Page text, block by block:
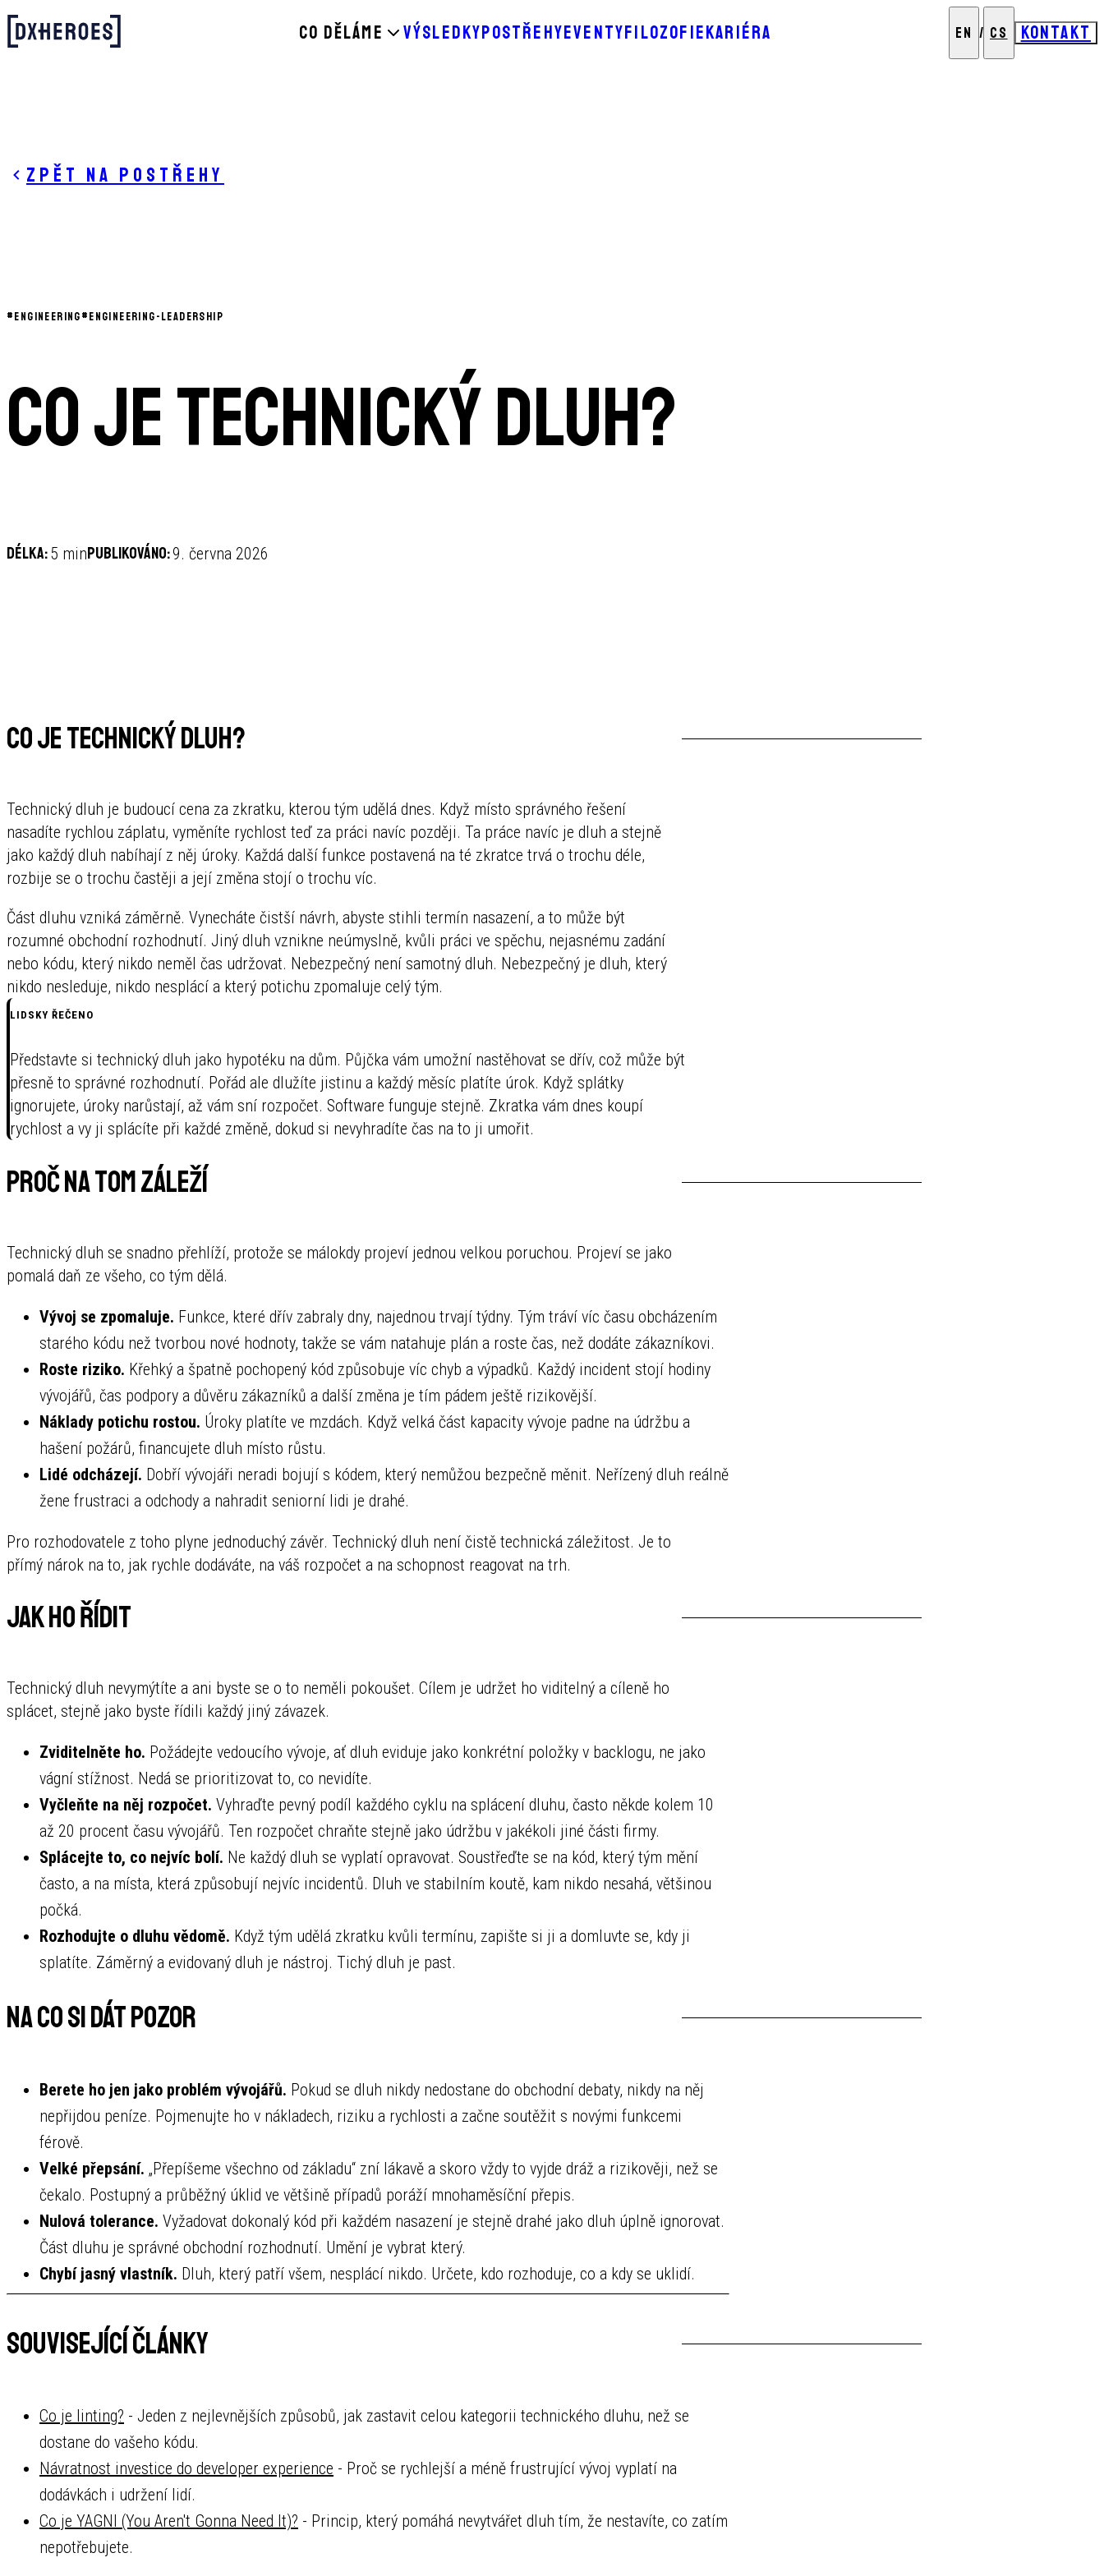
CO DĚLÁME VÝSLEDKYPOSTŘEHYEVENTYFILOZOFIEKARIÉRA EN / CS KONTAKT
Zpět na postřehy
#ENGINEERING#ENGINEERING-LEADERSHIP
Co je technický dluh?
Délka:5 minPublikováno:9. června 2026
Co je technický dluh?
Technický dluh je budoucí cena za zkratku, kterou tým udělá dnes. Když místo správného řešení
nasadíte rychlou záplatu, vyměníte rychlost teď za práci navíc později. Ta práce navíc je dluh a stejně
jako každý dluh nabíhají z něj úroky. Každá další funkce postavená na té zkratce trvá o trochu déle,
rozbije se o trochu častěji a její změna stojí o trochu víc.
Část dluhu vzniká záměrně. Vynecháte čistší návrh, abyste stihli termín nasazení, a to může být
rozumné obchodní rozhodnutí. Jiný dluh vznikne neúmyslně, kvůli práci ve spěchu, nejasnému zadání
nebo kódu, který nikdo neměl čas udržovat. Nebezpečný není samotný dluh. Nebezpečný je dluh, který
nikdo nesleduje, nikdo nesplácí a který potichu zpomaluje celý tým.
LIDSKY ŘEČENO
Představte si technický dluh jako hypotéku na dům. Půjčka vám umožní nastěhovat se dřív, což může být
přesně to správné rozhodnutí. Pořád ale dlužíte jistinu a každý měsíc platíte úrok. Když splátky
ignorujete, úroky narůstají, až vám sní rozpočet. Software funguje stejně. Zkratka vám dnes koupí
rychlost a vy ji splácíte při každé změně, dokud si nevyhradíte čas na to ji umořit.
Proč na tom záleží
Technický dluh se snadno přehlíží, protože se málokdy projeví jednou velkou poruchou. Projeví se jako
pomalá daň ze všeho, co tým dělá.
Vývoj se zpomaluje. Funkce, které dřív zabraly dny, najednou trvají týdny. Tým tráví víc času obcházením
starého kódu než tvorbou nové hodnoty, takže se vám natahuje plán a roste čas, než dodáte zákazníkovi.
Roste riziko. Křehký a špatně pochopený kód způsobuje víc chyb a výpadků. Každý incident stojí hodiny
vývojářů, čas podpory a důvěru zákazníků a další změna je tím pádem ještě rizikovější.
Náklady potichu rostou. Úroky platíte ve mzdách. Když velká část kapacity vývoje padne na údržbu a
hašení požárů, financujete dluh místo růstu.
Lidé odcházejí. Dobří vývojáři neradi bojují s kódem, který nemůžou bezpečně měnit. Neřízený dluh reálně
žene frustraci a odchody a nahradit seniorní lidi je drahé.
Pro rozhodovatele z toho plyne jednoduchý závěr. Technický dluh není čistě technická záležitost. Je to
přímý nárok na to, jak rychle dodáváte, na váš rozpočet a na schopnost reagovat na trh.
Jak ho řídit
Technický dluh nevymýtíte a ani byste se o to neměli pokoušet. Cílem je udržet ho viditelný a cíleně ho
splácet, stejně jako byste řídili každý jiný závazek.
Zviditelněte ho. Požádejte vedoucího vývoje, ať dluh eviduje jako konkrétní položky v backlogu, ne jako
vágní stížnost. Nedá se prioritizovat to, co nevidíte.
Vyčleňte na něj rozpočet. Vyhraďte pevný podíl každého cyklu na splácení dluhu, často někde kolem 10
až 20 procent času vývojářů. Ten rozpočet chraňte stejně jako údržbu v jakékoli jiné části firmy.
Splácejte to, co nejvíc bolí. Ne každý dluh se vyplatí opravovat. Soustřeďte se na kód, který tým mění
často, a na místa, která způsobují nejvíc incidentů. Dluh ve stabilním koutě, kam nikdo nesahá, většinou
počká.
Rozhodujte o dluhu vědomě. Když tým udělá zkratku kvůli termínu, zapište si ji a domluvte se, kdy ji
splatíte. Záměrný a evidovaný dluh je nástroj. Tichý dluh je past.
Na co si dát pozor
Berete ho jen jako problém vývojářů. Pokud se dluh nikdy nedostane do obchodní debaty, nikdy na něj
nepřijdou peníze. Pojmenujte ho v nákladech, riziku a rychlosti a začne soutěžit s novými funkcemi
férově.
Velké přepsání. „Přepíšeme všechno od základu“ zní lákavě a skoro vždy to vyjde dráž a rizikověji, než se
čekalo. Postupný a průběžný úklid ve většině případů poráží mnohaměsíční přepis.
Nulová tolerance. Vyžadovat dokonalý kód při každém nasazení je stejně drahé jako dluh úplně ignorovat.
Část dluhu je správné obchodní rozhodnutí. Umění je vybrat který.
Chybí jasný vlastník. Dluh, který patří všem, nesplácí nikdo. Určete, kdo rozhoduje, co a kdy se uklidí.
Související články
Co je linting? - Jeden z nejlevnějších způsobů, jak zastavit celou kategorii technického dluhu, než se
dostane do vašeho kódu.
Návratnost investice do developer experience - Proč se rychlejší a méně frustrující vývoj vyplatí na
dodávkách i udržení lidí.
Co je YAGNI (You Aren't Gonna Need It)? - Princip, který pomáhá nevytvářet dluh tím, že nestavíte, co zatím
nepotřebujete.